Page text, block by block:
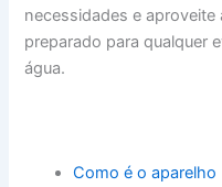
necessidades e aproveite
preparado para qualquer
água.
Como é o aparelho